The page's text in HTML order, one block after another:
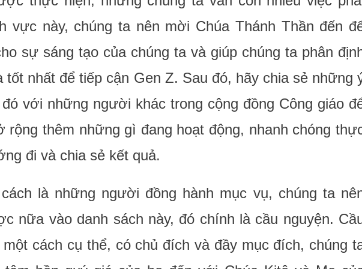
vực này, chúng ta nên mời Chúa Thánh Thần đến
sự sáng tạo của chúng ta và giúp chúng ta phân
tốt nhất để tiếp cận Gen Z. Sau đó, hãy chia sẻ những
với những người khác trong cộng đồng Công giáo
rộng thêm những gì đang hoạt động, nhanh chóng
đi và chia sẻ kết quả.
là những người đồng hành mục vụ, chúng ta
nữa vào danh sách này, đó chính là cầu nguyện.
cách cụ thể, có chủ đích và đầy mục đích, chúng